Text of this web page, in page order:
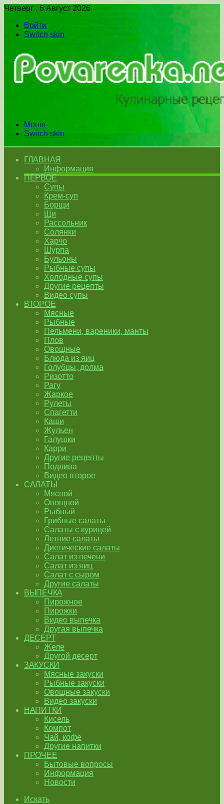
Четверг , 6 Август 2026
Войти
Switch skin
Меню
Switch skin
ГЛАВНАЯ
Информация
ПЕРВОЕ
Супы
Крем-суп
Борщи
Щи
Рассольник
Солянки
Харчо
Шурпа
Бульоны
Рыбные супы
Холодные супы
Другие рецепты
Видео супы
ВТОРОЕ
Мясные
Рыбные
Пельмени, вареники, манты
Плов
Овощные
Блюда из яиц
Голубцы, долма
Ризотто
Рагу
Жаркое
Рулеты
Спагетти
Каши
Жульен
Галушки
Карри
Другие рецепты
Подлива
Видео второе
САЛАТЫ
Мясной
Овощной
Рыбный
Грибные салаты
Салаты с курицей
Летние салаты
Диетические салаты
Салат из печени
Салат из яиц
Салат с сыром
Другие салаты
ВЫПЕЧКА
Пирожное
Пирожки
Видео выпечка
Другая выпечка
ДЕСЕРТ
Желе
Другой десерт
ЗАКУСКИ
Мясные закуски
Рыбные закуски
Овощные закуски
Видео закуски
НАПИТКИ
Кисель
Компот
Чай, кофе
Другие напитки
ПРОЧЕЕ
Бытовые вопросы
Информация
Новости
Искать